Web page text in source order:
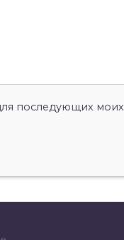
последующих моих